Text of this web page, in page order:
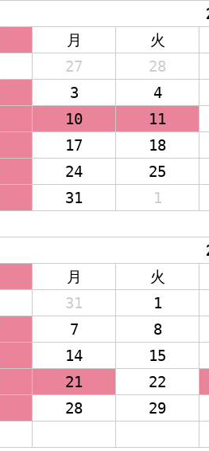
月
火
27
28
3
4
10
11
17
18
24
25
31 1
月
火
31
1
7
8
14
15
21
22
28 29